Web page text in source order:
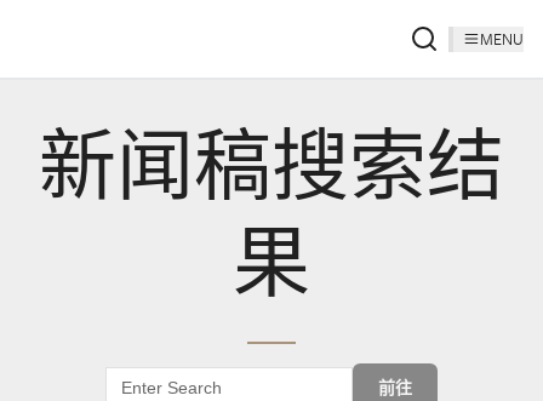
MENU
新闻稿搜索结
果
前往